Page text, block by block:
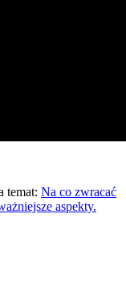
temat: Na co zwracać
aspekty.